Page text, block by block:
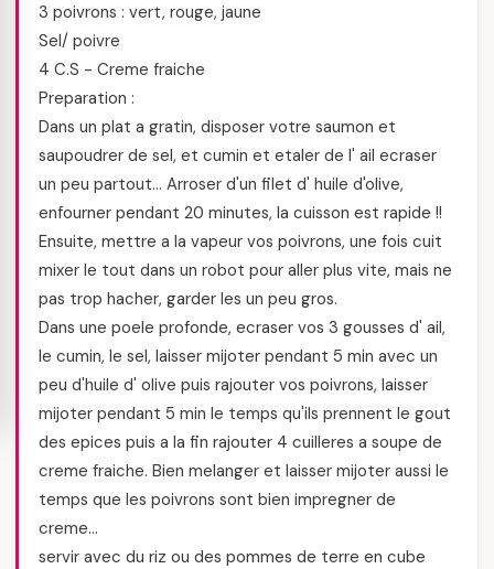
3 poivrons : vert, rouge, jaune
Sel/ poivre
4 C.S - Creme fraiche
Preparation :
Dans un plat a gratin, disposer votre saumon et
saupoudrer de sel, et cumin et etaler de l' ail ecraser
un peu partout… Arroser d'un filet d' huile d'olive,
enfourner pendant 20 minutes, la cuisson est rapide !!
Ensuite, mettre a la vapeur vos poivrons, une fois cuit
mixer le tout dans un robot pour aller plus vite, mais ne
pas trop hacher, garder les un peu gros.
Dans une poele profonde, ecraser vos 3 gousses d' ail,
le cumin, le sel, laisser mijoter pendant 5 min avec un
peu d'huile d' olive puis rajouter vos poivrons, laisser
mijoter pendant 5 min le temps qu'ils prennent le gout
des epices puis a la fin rajouter 4 cuilleres a soupe de
creme fraiche. Bien melanger et laisser mijoter aussi le
temps que les poivrons sont bien impregner de
creme…
servir avec du riz ou des pommes de terre en cube